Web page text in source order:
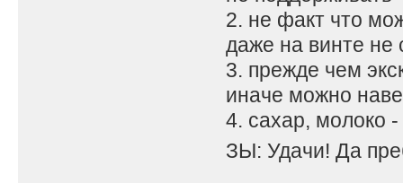
2. не факт что
даже на винте не
3. прежде чем
иначе можно
4. сахар, молоко -
ЗЫ: Удачи! Да